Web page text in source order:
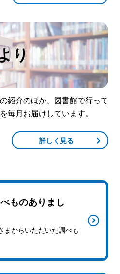
り
紹介のほか、図書館で行って
毎月お届けしています。
詳しく見る
ものありまし
まからいただいた調べも